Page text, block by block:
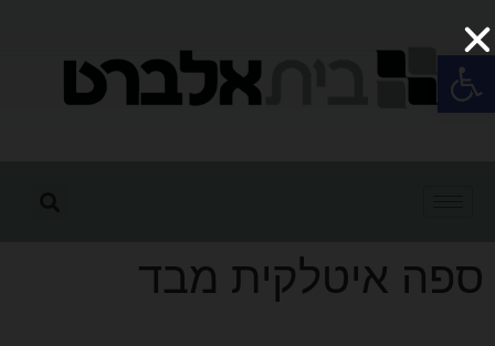
פתח סרגל נגישות
ספה איטלקית מבד